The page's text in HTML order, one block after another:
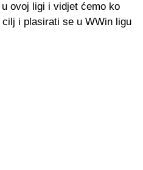
ovoj ligi i vidjet ćemo ko
i plasirati se u WWin ligu